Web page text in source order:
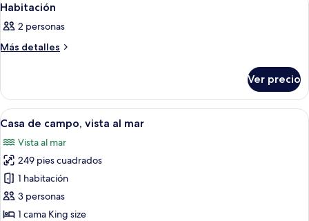
todas
las
fotos
1
Habitación
2 personas
Más detalles
Más
Ver precio
Abrir
todas
las
fotos
de
Casa
de
11
Casa de campo, vista al mar
Vista al mar
249 pies cuadrados
1 habitación
3 personas
1 cama King size